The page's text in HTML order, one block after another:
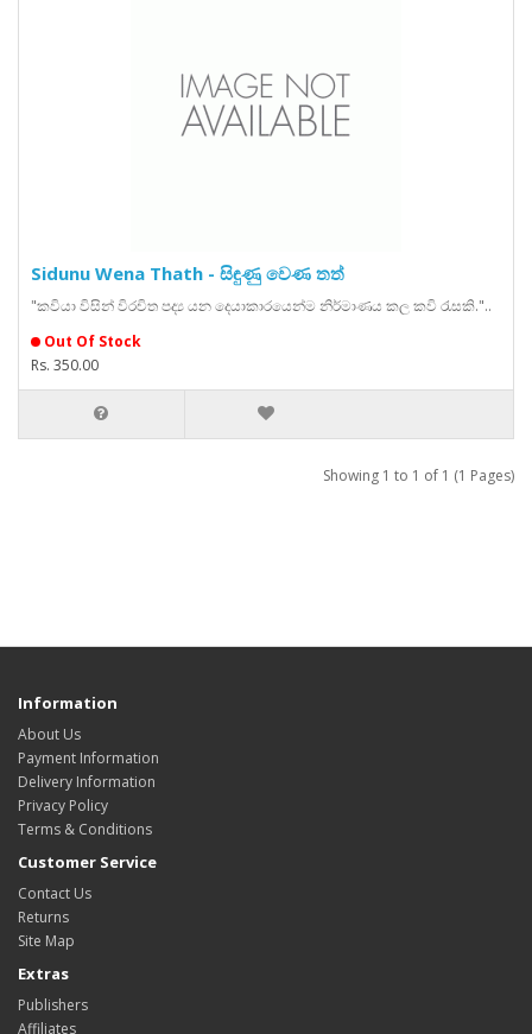
Sidunu Wena Thath - සිඳුණු වෙණ තත්
"කවියා විසින් විරචිත පද්‍ය යන දෙයාකාරයෙන්ම නිර්මාණය කල කවි රැසකි."..
Out Of Stock
Rs. 350.00
Showing 1 to 1 of 1 (1 Pages)
Information
About Us
Payment Information
Delivery Information
Privacy Policy
Terms & Conditions
Customer Service
Contact Us
Returns
Site Map
Extras
Publishers
Affiliates